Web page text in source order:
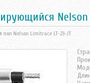
пол Nelson Limitrace LT-23-JT